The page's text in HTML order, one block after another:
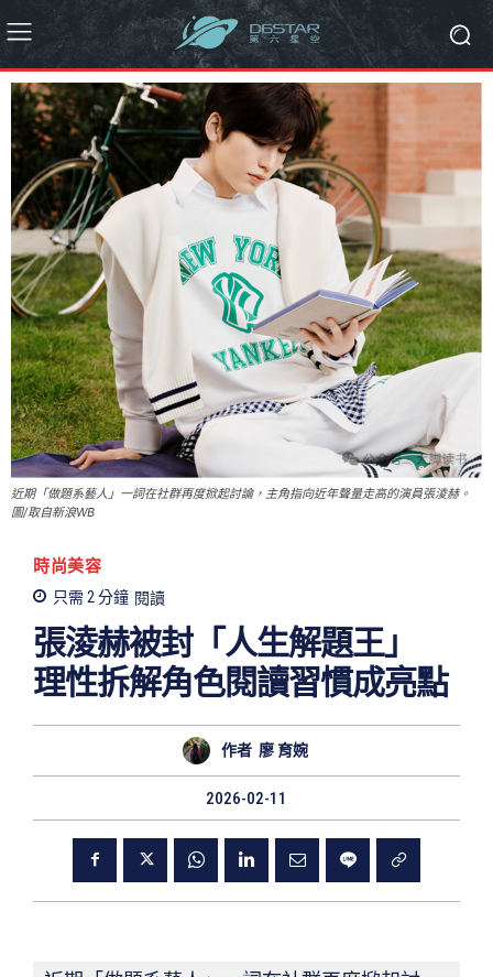
近期「做題系藝人」一詞在社群再度掀起討論，主角指向近年聲量走高的演員張淩赫。
圖/取自新浪WB
時尚美容
只需 2分鐘 閱讀
張淩赫被封「人生解題王」
理性拆解角色閱讀習慣成亮點
作者 廖 育婉
2026-02-11